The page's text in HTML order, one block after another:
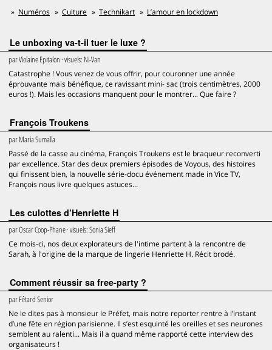
Numéros Culture Technikart L’amour en lockdown
Le unboxing va-t-il tuer le luxe ?
parViolaine Epitalon · visuels: Ni-Van
Catastrophe ! Vous venez de vous offrir, pour couronner une année
éprouvante mais bénéfique, ce ravissant mini- sac (trois centimètres, 2000
euros !). Mais les occasions manquent pour le montrer... Que faire ?
François Troukens
parMaria Sumalla
Passé de la casse au cinéma, François Troukens est le braqueur reconverti
par excellence. Star des deux premiers épisodes de Voyous, des histoires
qui finissent bien, la nouvelle série-docu événement made in Vice TV,
François nous livre quelques astuces...
Les culottes d’Henriette H
parOscar Coop-Phane· visuels:Sonia Sieff
Ce mois-ci, nos deux explorateurs de l'intime partent à la rencontre de
Sarah, à l'origine de la marque de lingerie Henriette H. Récit brodé.
Comment réussir sa free-party ?
parFêtard Senior
Ne le dites pas à monsieur le Préfet, mais notre reporter rentre à l’instant
d’une fête en région parisienne. Il s’est esquinté les oreilles et ses neurones
semblent au ralenti... Mais il a quand même rapporté cette interview des
organisateurs !